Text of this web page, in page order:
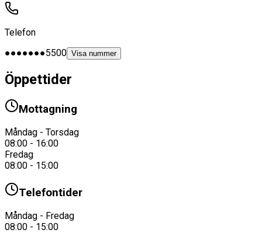
Telefon
●●●●●●●5500 Visa nummer
Öppettider
Mottagning
Måndag - Torsdag
08:00 - 16:00
Fredag
08:00 - 15:00
Telefontider
Måndag - Fredag
08:00 - 15:00